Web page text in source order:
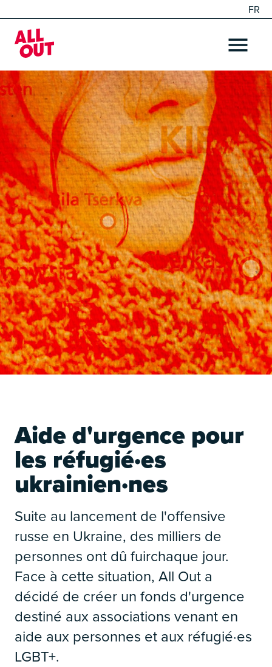
FR
Home
OPEN
Aide d'urgence pour
les réfugié·es
ukrainien·nes
Suite au lancement de l'offensive
russe en Ukraine, des milliers de
personnes ont dû fuirchaque jour.
Face à cette situation, All Out a
décidé de créer un fonds d'urgence
destiné aux associations venant en
aide aux personnes et aux réfugié·es
LGBT+.